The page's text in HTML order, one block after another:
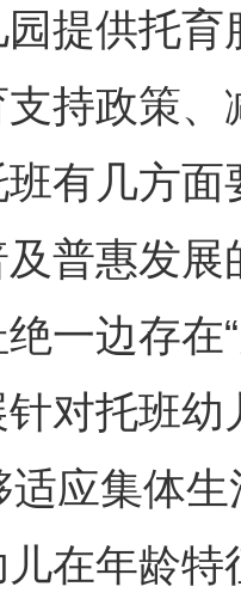
供托育
持政策
有几方
及普惠发
一边存在
对托班
应集体
在年龄